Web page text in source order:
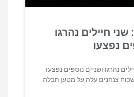
שני חיילים נהרגו
נפצעו
נהרגו ושניים נוספים נפצעו
צנחנים עלה על מטען חבלה